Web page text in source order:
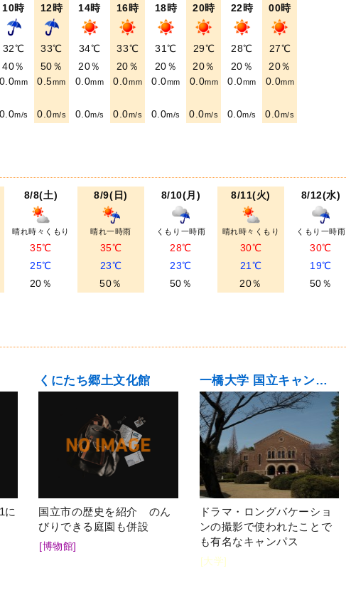
10時
32℃
40％
0.0mm
0.0m/s
12時
33℃
50％
0.5mm
0.0m/s
14時
34℃
20％
0.0mm
0.0m/s
16時
33℃
20％
0.0mm
0.0m/s
18時
31℃
20％
0.0mm
0.0m/s
20時
29℃
20％
0.0mm
0.0m/s
22時
28℃
20％
0.0mm
0.0m/s
00時
27℃
20％
0.0mm
0.0m/s
8/8(土)
晴れ時々くもり
35℃
25℃
20％
8/9(日)
晴れ一時雨
35℃
23℃
50％
8/10(月)
くもり一時雨
28℃
23℃
50％
8/11(火)
晴れ時々くもり
30℃
21℃
20％
8/12(水)
くもり一時雨
30℃
19℃
50％
に
くにたち郷土文化館
国立市の歴史を紹介 のん
びりできる庭園も併設
[博物館]
一橋大学 国立キャンパス
ドラマ・ロングバケーショ
ンの撮影で使われたことで
も有名なキャンパス
[大学]